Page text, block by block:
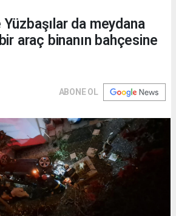
da meydana
araç binanın bahçesine
ABONE OL